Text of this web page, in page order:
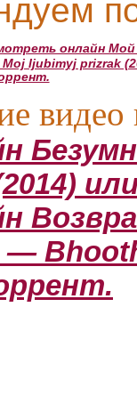
онлайн
ljubimyj prizrak
видео